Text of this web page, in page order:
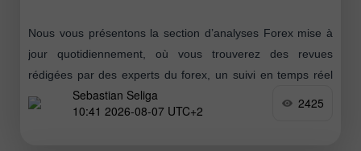
Nous vous présentons la section d’analyses Forex mise à
jour quotidiennement, où vous trouverez des revues
rédigées par des experts du forex, un suivi en temps réel
des informations financières
Sebastian Seliga
10:41 2026-08-07 UTC+2
2425